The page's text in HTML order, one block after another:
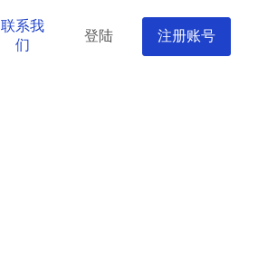
联系我
们
登陆 注册账号